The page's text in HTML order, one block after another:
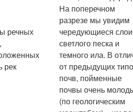
речных
рек
На поперечном
разрезе мы увидим
чередующиеся слои
светлого песка и
темного ила. В
от предыдущих
почв, пойменные
почвы очень
(по геологическим